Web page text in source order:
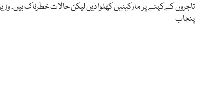
تاجروں کےکہنے پر مارکیٹیں کھلوا دیں لیکن حالات خطرناک ہیں،
پنجاب